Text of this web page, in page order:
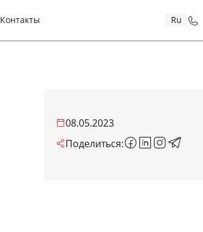
Контакты Ru
08.05.2023
Поделиться: